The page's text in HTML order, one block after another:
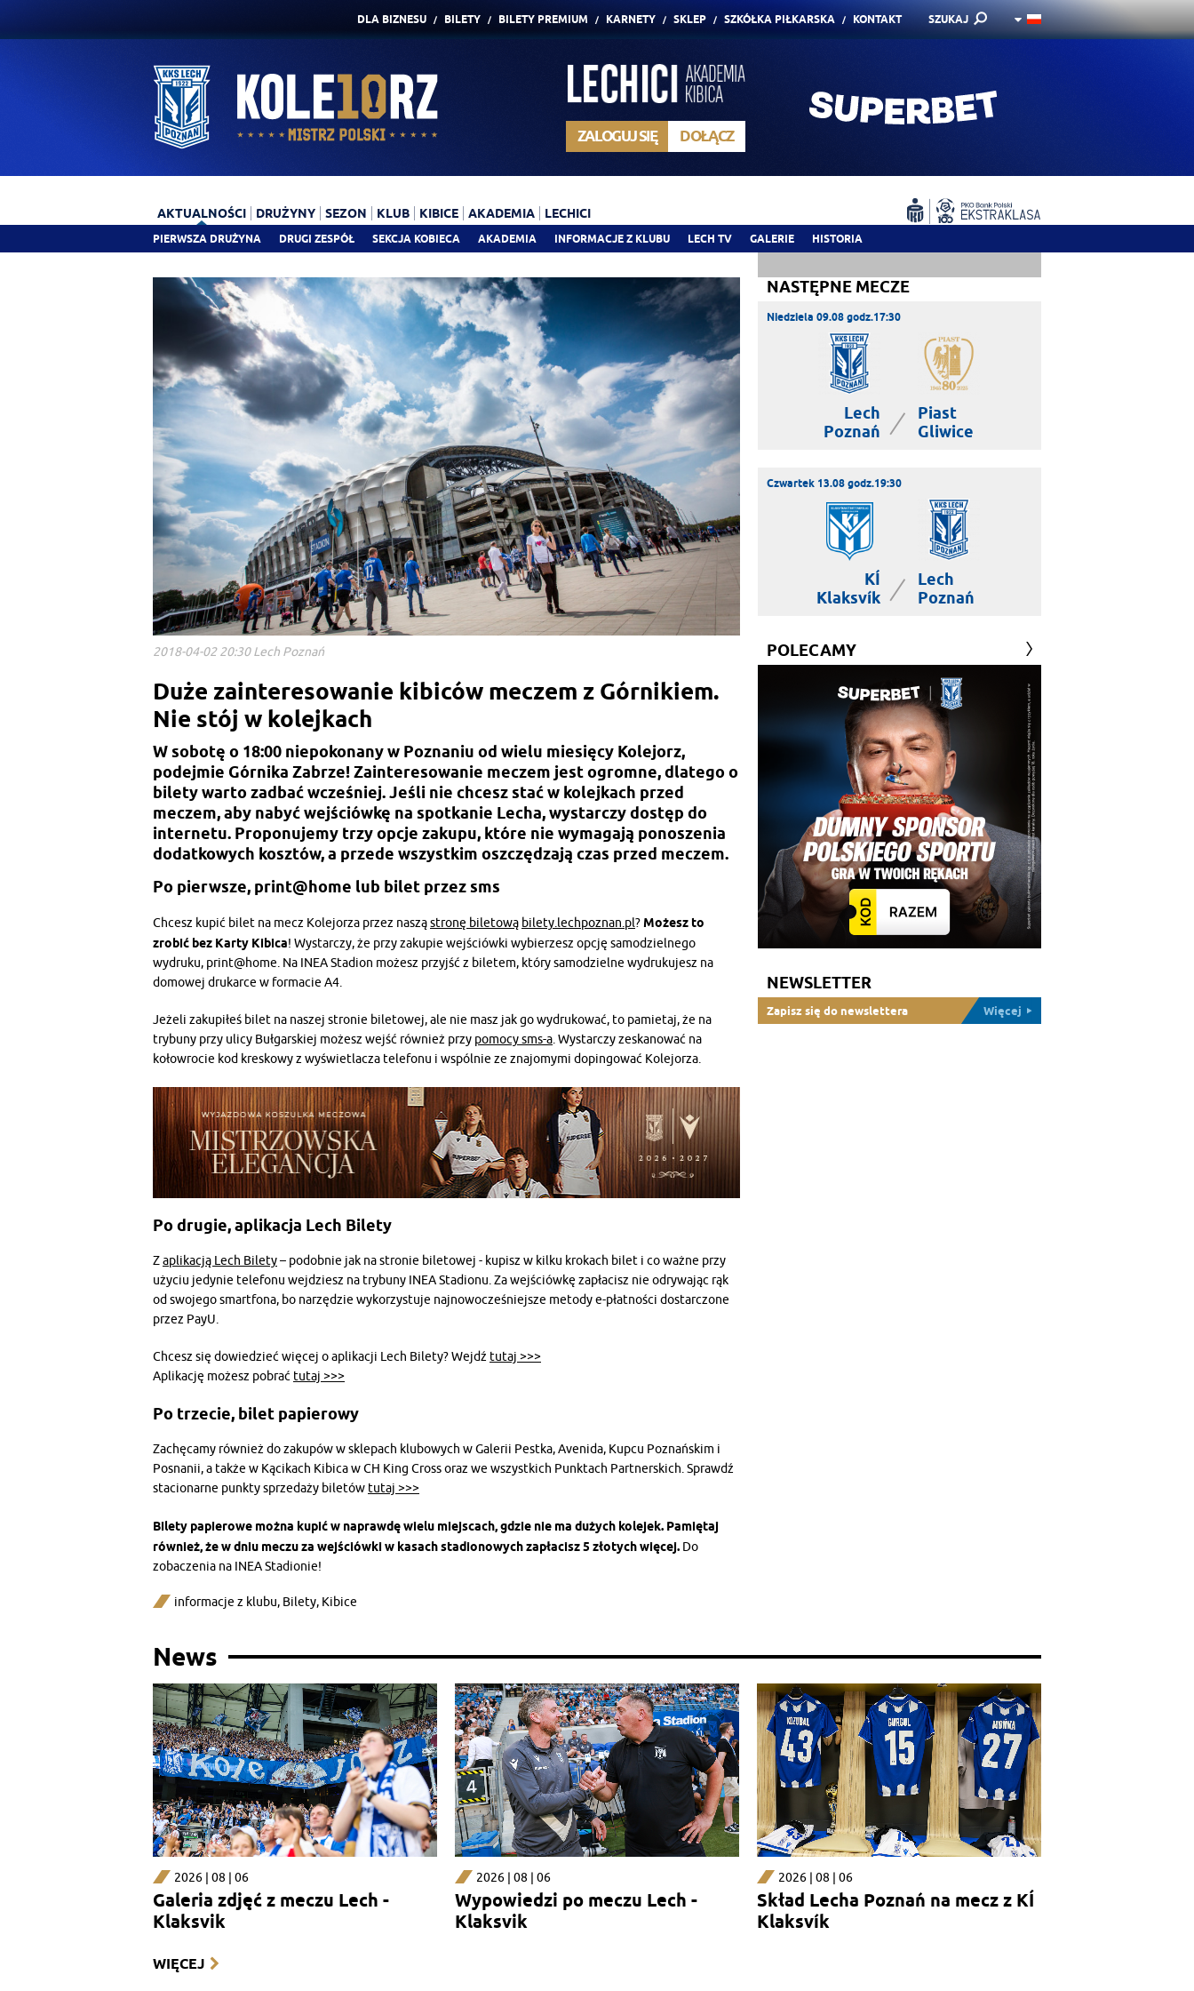
DLA BIZNESU BILETY BILETY PREMIUM KARNETY SKLEP SZKÓŁKA PIŁKARSKA KONTAKT SZUKAJ
ZALOGUJ SIĘ DOŁĄCZ
AKTUALNOŚCI
PIERWSZA DRUŻYNA DRUGI ZESPÓŁ SEKCJA KOBIECA AKADEMIA INFORMACJE Z KLUBU LECH TV GALERIE HISTORIA
DRUŻYNY SEZON KLUB KIBICE AKADEMIA LECHICI
2018-04-02 20:30 Lech Poznań
Duże zainteresowanie kibiców meczem z Górnikiem.
Nie stój w kolejkach
W sobotę o 18:00 niepokonany w Poznaniu od wielu miesięcy Kolejorz,
podejmie Górnika Zabrze! Zainteresowanie meczem jest ogromne, dlatego o
bilety warto zadbać wcześniej. Jeśli nie chcesz stać w kolejkach przed
meczem, aby nabyć wejściówkę na spotkanie Lecha, wystarczy dostęp do
internetu. Proponujemy trzy opcje zakupu, które nie wymagają ponoszenia
dodatkowych kosztów, a przede wszystkim oszczędzają czas przed meczem.
Po pierwsze, print@home lub bilet przez sms
Chcesz kupić bilet na mecz Kolejorza przez nasząstronę biletową bilety.lechpoznan.pl? Możesz to
zrobić bez Karty Kibica! Wystarczy, że przy zakupie wejściówki wybierzesz opcję samodzielnego
wydruku, print@home. Na INEA Stadion możesz przyjść z biletem, który samodzielne wydrukujesz na
domowej drukarce w formacie A4.
Jeżeli zakupiłeś bilet na naszej stronie biletowej, ale nie masz jak go wydrukować, to pamietaj, że na
trybuny przy ulicy Bułgarskiej możesz wejść również przy pomocy sms-a. Wystarczy zeskanować na
kołowrocie kod kreskowy z wyświetlacza telefonu i wspólnie ze znajomymi dopingować Kolejorza.
Po drugie, aplikacja Lech Bilety
Zaplikacją Lech Bilety– podobnie jak na stronie biletowej - kupisz w kilku krokach bilet i co ważne przy
użyciu jedynie telefonu wejdziesz na trybuny INEA Stadionu. Za wejściówkę zapłacisz nie odrywając rąk
od swojego smartfona, bo narzędzie wykorzystuje najnowocześniejsze metody e-płatności dostarczone
przez PayU.
Chcesz się dowiedzieć więcej o aplikacji Lech Bilety? Wejdź tutaj >>>
Aplikację możesz pobrać tutaj >>>
Po trzecie, bilet papierowy
Zachęcamy również do zakupów w sklepach klubowych w Galerii Pestka, Avenida, Kupcu Poznańskim i
Posnanii, a także w Kącikach Kibica w CH King Cross oraz we wszystkich Punktach Partnerskich. Sprawdź
stacionarne punkty sprzedaży biletów tutaj >>>
Bilety papierowe można kupić w naprawdę wielu miejscach, gdzie nie ma dużych kolejek. Pamiętaj
również, że w dniu meczu za wejściówki w kasach stadionowych zapłacisz 5 złotych więcej. Do
zobaczenia na INEA Stadionie!
informacje z klubu, Bilety, Kibice
NASTĘPNE MECZE
Niedziela 09.08 godz.17:30
Lech
Poznań
|
Piast
Gliwice
Czwartek 13.08 godz.19:30
KÍ
Klaksvík
|
Lech
Poznań
POLECAMY
NEWSLETTER
Zapisz się do newslettera Więcej
News
2026 | 08 | 06
Galeria zdjęć z meczu Lech -
Klaksvik
2026 | 08 | 06
Wypowiedzi po meczu Lech -
Klaksvik
2026 | 08 | 06
Skład Lecha Poznań na mecz z KÍ
Klaksvík
WIĘCEJ